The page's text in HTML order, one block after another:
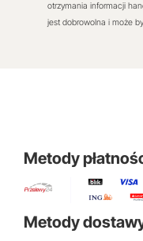
otrzymania informacji
jest dobrowolna i może
Metody
Metody